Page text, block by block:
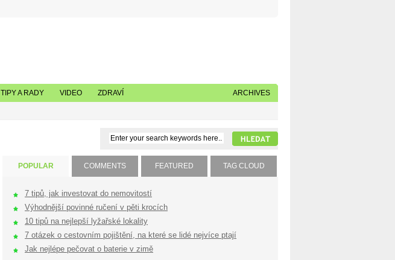
TIPY A RADY VIDEO ZDRAVÍ ARCHIVES
POPULAR COMMENTS FEATURED TAG CLOUD
7 tipů, jak investovat do nemovitostí
Výhodnější povinné ručení v pěti krocích
10 tipů na nejlepší lyžařské lokality
7 otázek o cestovním pojištění, na které se lidé nejvíce ptají
Jak nejlépe pečovat o baterie v zimě